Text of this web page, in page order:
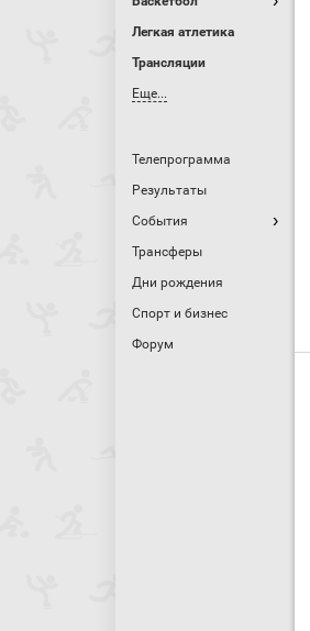
Легкая атлетика
Трансляции
Еще...
Телепрограмма
Результаты
События
Трансферы
Дни рождения
Спорт и бизнес
Форум